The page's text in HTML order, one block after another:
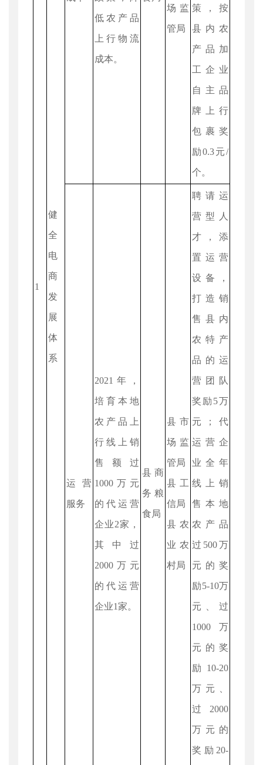
1
健
全
电
商
发
展
体
系
低农产品
上行物流
成本。
场监
管局
策，按
县内农
产品加
工企业
自主品
牌上行
包裹奖
励0.3元/
个。
运营
服务
2021年，
培育本地
农产品上
行线上销
售额过
1000万元
的代运营
企业2家，
其中过
2000万元
的代运营
企业1家。
县商
务粮
食局
县市
场监
管局
县工
信局
县农
业农
村局
聘请运
营型人
才，添
置运营
设备，
打造销
售县内
农特产
品的运
营团队
奖励5万
元；代
运营企
业全年
线上销
售本地
农产品
过500万
元的奖
励5-10万
元、过
1000万
元的奖
励10-20
万元、
过2000
万元的
奖励20-